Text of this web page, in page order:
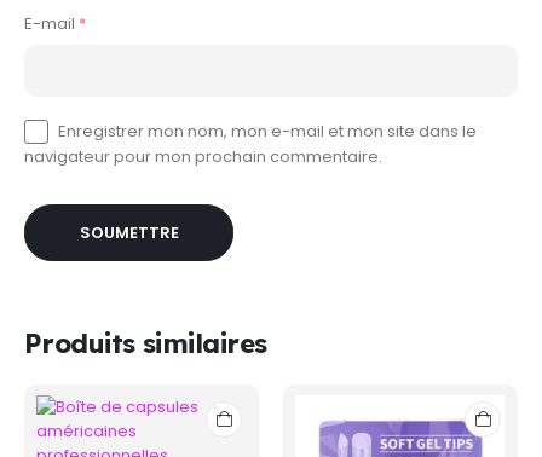
E-mail *
Enregistrer mon nom, mon e-mail et mon site dans le
navigateur pour mon prochain commentaire.
Produits similaires